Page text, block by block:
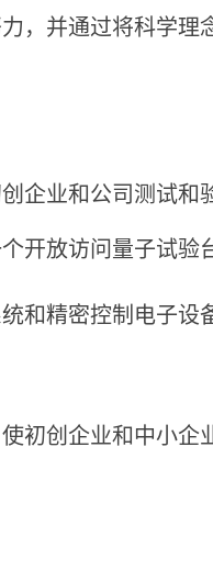
，并通过将科学
企业和公司测试和
开放访问量子试验
和精密控制电子设
初创企业和中小企